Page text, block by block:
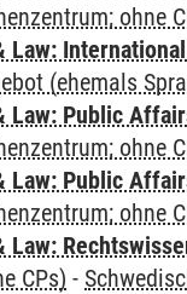
ohne
(ehemals
Law: Public
ohne
Law: Public
ohne
Law:
CPs) -